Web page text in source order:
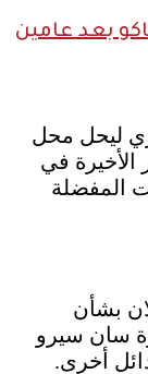
بعد عامين
ليحل محل
الأخيرة في
المفضلة
بشأن
سان سيرو
أخرى.